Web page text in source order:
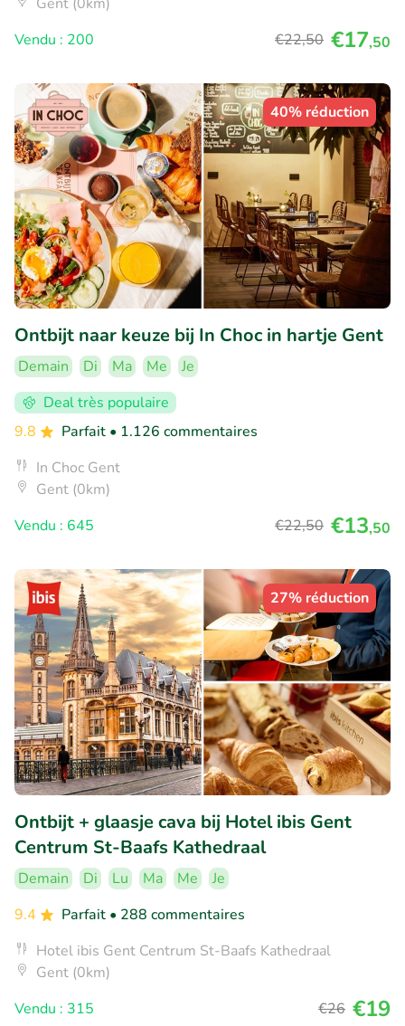
Vendu : 200
€22,50 €17,50
40% réduction
Ontbijt naar keuze bij In Choc in hartje Gent
Demain Di Ma Me
Je
Deal très populaire
9.8
Parfait • 1.126 commentaires
In Choc Gent
Gent (0km)
Vendu : 645
€22,50 €13,50
27% réduction
Ontbijt + glaasje cava bij Hotel ibis Gent
Centrum St-Baafs Kathedraal
Demain Di Lu Ma Me
Je
9.4
Parfait • 288 commentaires
Hotel ibis Gent Centrum St-Baafs Kathedraal
Gent (0km)
Vendu : 315
€26 €19